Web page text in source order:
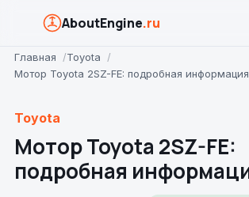
AboutEngine.ru
Главная
Toyota
Мотор Toyota 2SZ-FE: подробная информация
Toyota
Мотор Toyota 2SZ-FE:
подробная